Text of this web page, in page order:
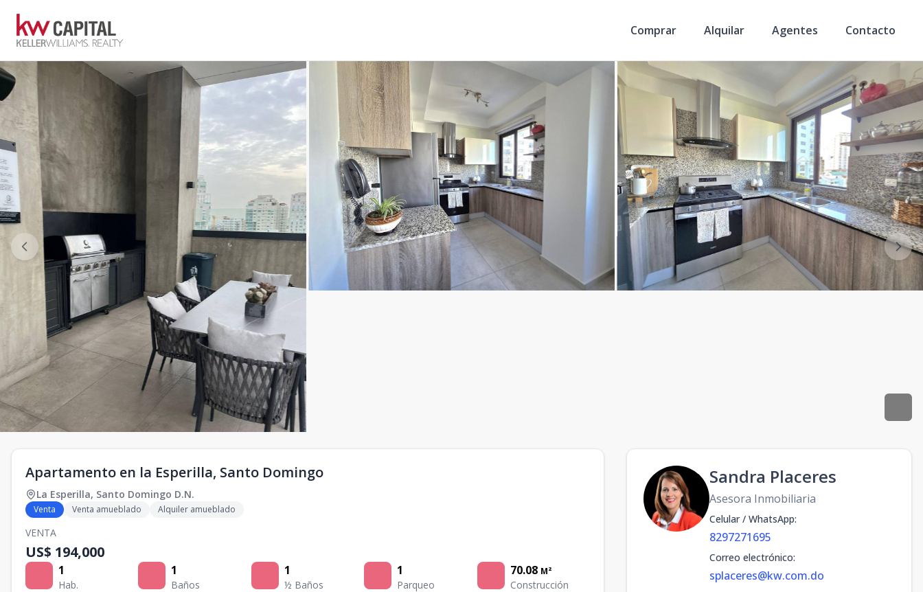
Comprar Alquilar Agentes Contacto
Apartamento en la Esperilla, Santo Domingo
La Esperilla, Santo Domingo D.N.
Venta Venta amueblado Alquiler amueblado
VENTA
US$ 194,000
1
Hab.
1
Baños
1
½ Baños
1
Parqueo
70.08 M²
Construcción
Sandra Placeres
Asesora Inmobiliaria
Celular / WhatsApp:
8297271695
Correo electrónico:
splaceres@kw.com.do